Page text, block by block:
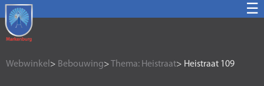
☰
Webwinkel > Bebouwing> Thema: Heistraat> Heistraat 109